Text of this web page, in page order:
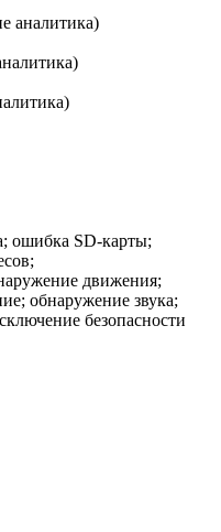
аналитика)
ошибка SD-карты;
движения;
обнаружение звука;
безопасности